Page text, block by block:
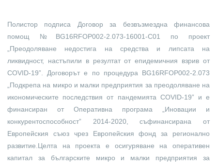
Полистор подписа Договор за безвъзмездна финансова
помощ №BG16RFOP002-2.073-16001-C01 по проект
„Преодоляване недостига на средства и липсата на
ликвидност, настъпили в резултат от епидемичния взрив от
COVID-19”. Договорът е по процедура BG16RFOP002-2.073
„Подкрепа на микро и малки предприятия за преодоляване на
икономическите последствия от пандемията COVID-19” и е
финансиран от Оперативна програма „Иновации и
конкурентоспособност” 2014-2020, съфинансирана от
Европейския съюз чрез Европейския фонд за регионално
развитие.Целта на проекта е осигуряване на оперативен
капитал за българските микро и малки предприятия за